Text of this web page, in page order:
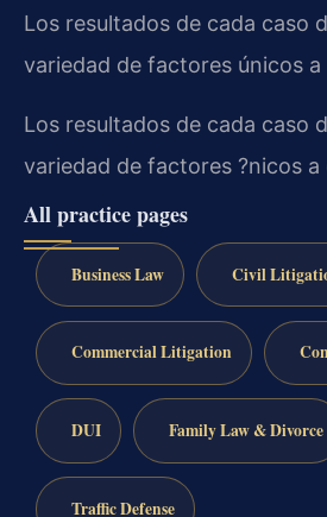
Los resultados de cada caso
variedad de factores únicos a
Los resultados de cada caso
variedad de factores ?nicos a
All practice pages
Business Law Civil
Commercial Litigation
DUI Family Law & Divorce
Traffic Defense